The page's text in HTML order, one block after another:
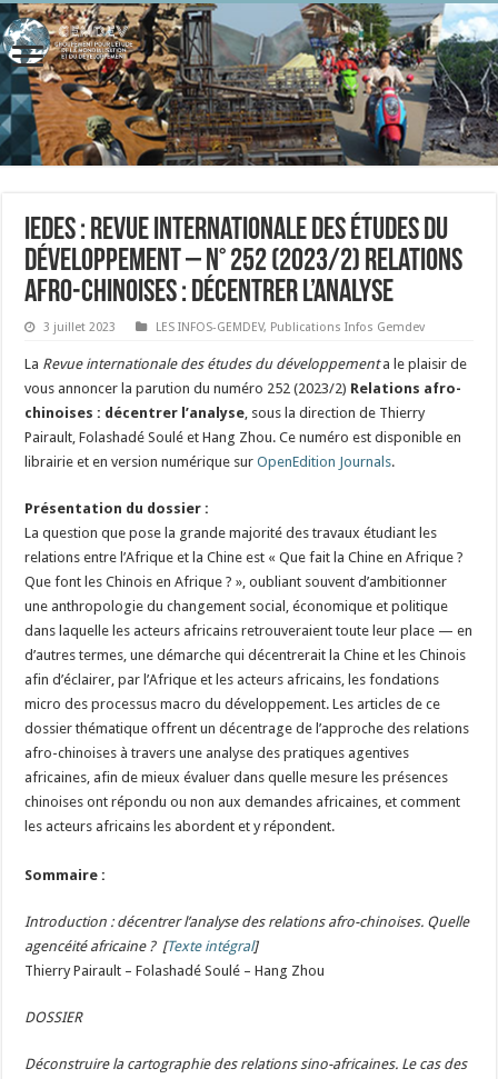
IEDES : Revue internationale des études du
développement – n° 252 (2023/2) Relations
afro-chinoises : décentrer l’analyse
3 juillet 2023 LES INFOS-GEMDEV, Publications Infos Gemdev
La Revue internationale des études du développementa le plaisir de
vous annoncer la parution du numéro 252 (2023/2) Relations afro-
chinoises : décentrer l’analyse, sous la direction de Thierry
Pairault, Folashadé Soulé et Hang Zhou. Ce numéro est disponible en
librairie et en version numérique surOpenEdition Journals.
Présentation du dossier :
La question que pose la grande majorité des travaux étudiant les
relations entre l’Afrique et la Chine est « Que fait la Chine en Afrique ?
Que font les Chinois en Afrique ? », oubliant souvent d’ambitionner
une anthropologie du changement social, économique et politique
dans laquelle les acteurs africains retrouveraient toute leur place — en
d’autres termes, une démarche qui décentrerait la Chine et les Chinois
afin d’éclairer, par l’Afrique et les acteurs africains, les fondations
micro des processus macro du développement. Les articles de ce
dossier thématique offrent un décentrage de l’approche des relations
afro-chinoises à travers une analyse des pratiques agentives
africaines, afin de mieux évaluer dans quelle mesure les présences
chinoises ont répondu ou non aux demandes africaines, et comment
les acteurs africains les abordent et y répondent.
Sommaire :
Introduction : décentrer l’analyse des relations afro-chinoises. Quelle
agencéité africaine ? [Texte intégral]
Thierry Pairault – Folashadé Soulé – Hang Zhou
DOSSIER
Déconstruire la cartographie des relations sino-africaines. Le cas des